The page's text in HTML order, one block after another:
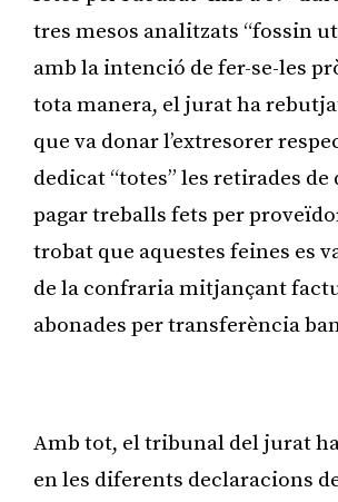
tres mesos analitzats “fossin
amb la intenció de fer-se-les
tota manera, el jurat ha
que va donar l’extresorer
dedicat “totes” les retirades de
pagar treballs fets per
trobat que aquestes feines es
de la confraria mitjançant
abonades per transferència
Amb tot, el tribunal del jurat
en les diferents declaracions